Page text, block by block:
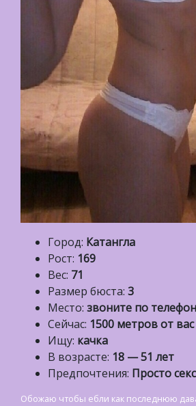
Город: Катангла
Рост: 169
Вес: 71
Размер бюста: 3
Место: звоните по
Сейчас: 1500 метров от вас
Ищу: качка
В возрасте: 18 — 51 лет
Предпочтения: Просто
Обожаю чтобы ебли как последнюю